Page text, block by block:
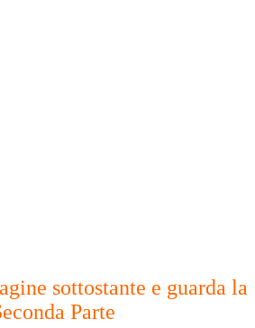
sottostante e guarda la
Parte